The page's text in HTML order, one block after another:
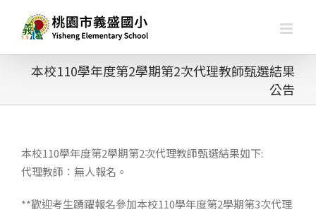
本校110學年度第2學期第2次代理教師甄選結果
公告
本校110學年度第2學期第2次代理教師甄選結果如下:
代理教師：無人報名。
**歡迎考生踴躍報名參加本校110學年度第2學期第3次代理